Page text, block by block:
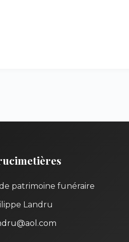
patrimoine funéraire
Landru